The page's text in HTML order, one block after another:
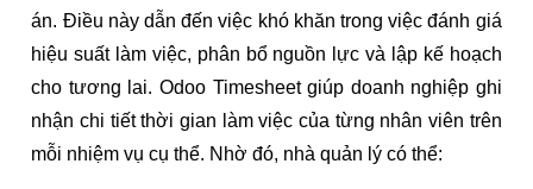
án. Điều này dẫn đến việc khó khăn trong việc đánh giá
hiệu suất làm việc, phân bổ nguồn lực và lập kế hoạch
cho tương lai. Odoo Timesheet giúp doanh nghiệp ghi
nhận chi tiết thời gian làm việc của từng nhân viên trên
mỗi nhiệm vụ cụ thể. Nhờ đó, nhà quản lý có thể: